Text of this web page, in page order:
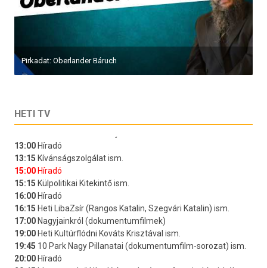
Pirkadat: Oberlander Báruch
HETI TV